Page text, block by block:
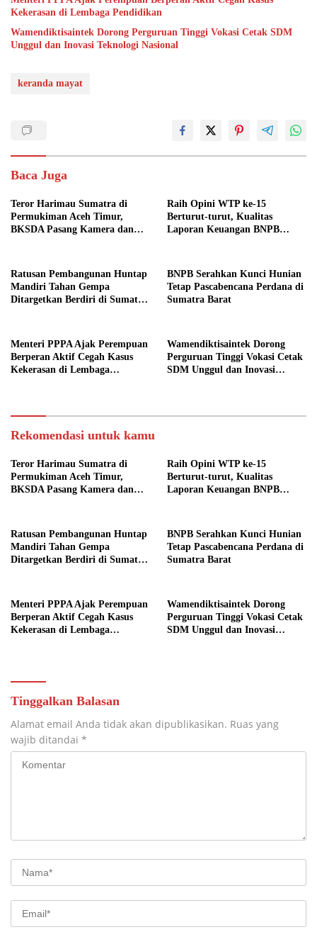
Kekerasan di Lembaga Pendidikan
Wamendiktisaintek Dorong Perguruan Tinggi Vokasi Cetak SDM
Unggul dan Inovasi Teknologi Nasional
keranda mayat
Baca Juga
Teror Harimau Sumatra di
Permukiman Aceh Timur,
BKSDA Pasang Kamera dan
Raih Opini WTP ke-15
Berturut-turut, Kualitas
Laporan Keuangan BNPB
Ratusan Pembangunan Huntap
Mandiri Tahan Gempa
Ditargetkan Berdiri di Sumatra
BNPB Serahkan Kunci Hunian
Tetap Pascabencana Perdana di
Sumatra Barat
Menteri PPPA Ajak Perempuan
Berperan Aktif Cegah Kasus
Kekerasan di Lembaga
Wamendiktisaintek Dorong
Perguruan Tinggi Vokasi Cetak
SDM Unggul dan Inovasi
Rekomendasi untuk kamu
Teror Harimau Sumatra di
Permukiman Aceh Timur,
BKSDA Pasang Kamera dan
Raih Opini WTP ke-15
Berturut-turut, Kualitas
Laporan Keuangan BNPB
Ratusan Pembangunan Huntap
Mandiri Tahan Gempa
Ditargetkan Berdiri di Sumatra
BNPB Serahkan Kunci Hunian
Tetap Pascabencana Perdana di
Sumatra Barat
Menteri PPPA Ajak Perempuan
Berperan Aktif Cegah Kasus
Kekerasan di Lembaga
Wamendiktisaintek Dorong
Perguruan Tinggi Vokasi Cetak
SDM Unggul dan Inovasi
Tinggalkan Balasan
Alamat email Anda tidak akan dipublikasikan. Ruas yang
wajib ditandai *